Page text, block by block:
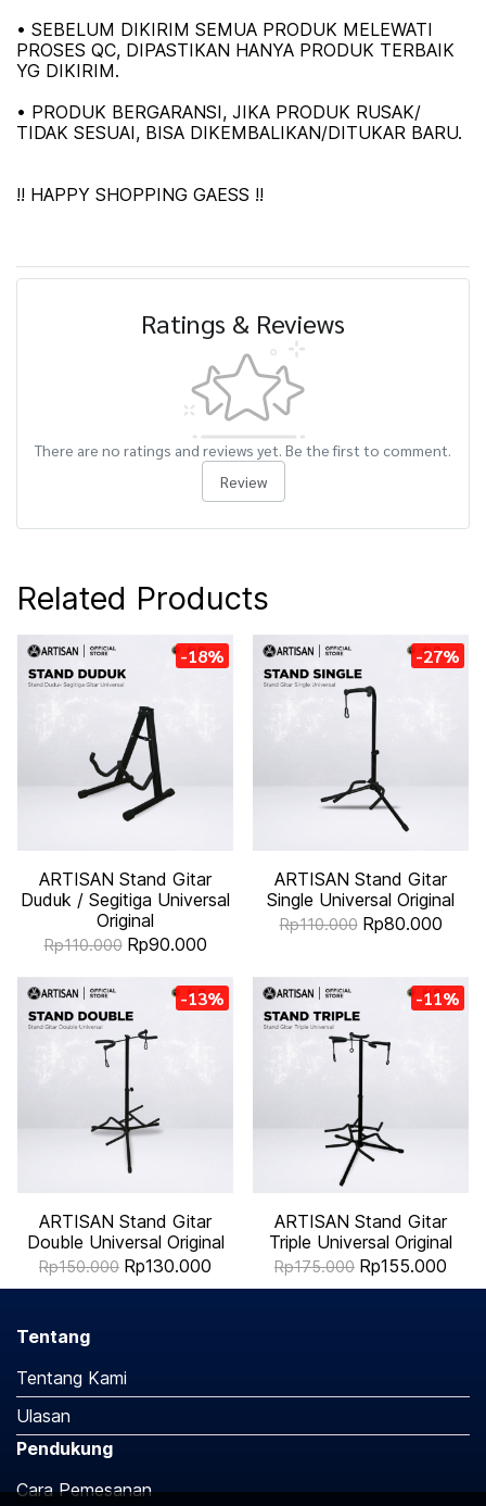
• SEBELUM DIKIRIM SEMUA PRODUK MELEWATI
PROSES QC, DIPASTIKAN HANYA PRODUK TERBAIK
YG DIKIRIM.
• PRODUK BERGARANSI, JIKA PRODUK RUSAK/
TIDAK SESUAI, BISA DIKEMBALIKAN/DITUKAR BARU.
!! HAPPY SHOPPING GAESS !!
Ratings & Reviews
There are no ratings and reviews yet. Be the first to comment.
Review
Related Products
-18%
ARTISAN Stand Gitar
Duduk / Segitiga Universal
Original
Rp110.000 Rp90.000
-27%
ARTISAN Stand Gitar
Single Universal Original
Rp110.000 Rp80.000
-13%
ARTISAN Stand Gitar
Double Universal Original
Rp150.000 Rp130.000
-11%
ARTISAN Stand Gitar
Triple Universal Original
Rp175.000 Rp155.000
Tentang
Tentang Kami
Ulasan
Pendukung
Cara Pemesanan